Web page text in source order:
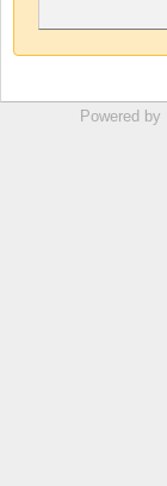
Powered by